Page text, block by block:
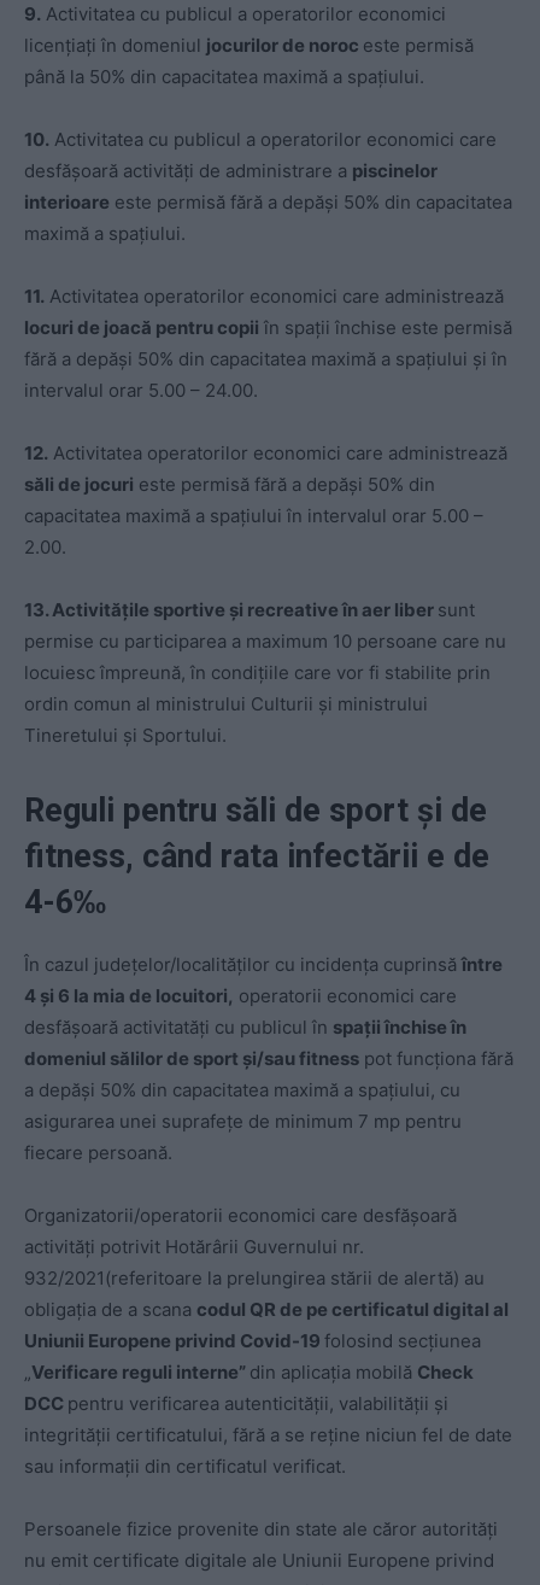
9. Activitatea cu publicul a operatorilor economici
licențiați în domeniul jocurilor de noroc este permisă
până la 50% din capacitatea maximă a spațiului.
10. Activitatea cu publicul a operatorilor economici care
desfășoară activități de administrare a piscinelor
interioare este permisă fără a depăși 50% din capacitatea
maximă a spațiului.
11. Activitatea operatorilor economici care administrează
locuri de joacă pentru copii în spații închise este permisă
fără a depăși 50% din capacitatea maximă a spațiului și în
intervalul orar 5.00 – 24.00.
12. Activitatea operatorilor economici care administrează
săli de jocuri este permisă fără a depăși 50% din
capacitatea maximă a spațiului în intervalul orar 5.00 –
2.00.
13. Activitățile sportive și recreative în aer liber sunt
permise cu participarea a maximum 10 persoane care nu
locuiesc împreună, în condițiile care vor fi stabilite prin
ordin comun al ministrului Culturii și ministrului
Tineretului și Sportului.
Reguli pentru săli de sport și de
fitness, când rata infectării e de
4-6‰
În cazul județelor/localităților cu incidența cuprinsăîntre
4 și 6 la mia de locuitori, operatorii economici care
desfășoară activitatăți cu publicul în spații închise în
domeniul sălilor de sport și/sau fitness pot funcționa fără
a depăși 50% din capacitatea maximă a spațiului, cu
asigurarea unei suprafețe de minimum 7 mp pentru
fiecare persoană.
Organizatorii/operatorii economici care desfășoară
activități potrivit Hotărârii Guvernului nr.
932/2021(referitoare la prelungirea stării de alertă) au
obligația de a scana codul QR de pe certificatul digital al
Uniunii Europene privind Covid-19 folosind secțiunea
Verificare reguli interne” din aplicaţia mobilă Check
DCC pentru verificarea autenticităţii, valabilităţii şi
integrităţii certificatului, fără a se reține niciun fel de date
sau informații din certificatul verificat.
Persoanele fizice provenite din state ale căror autorități
nu emit certificate digitale ale Uniunii Europene privind